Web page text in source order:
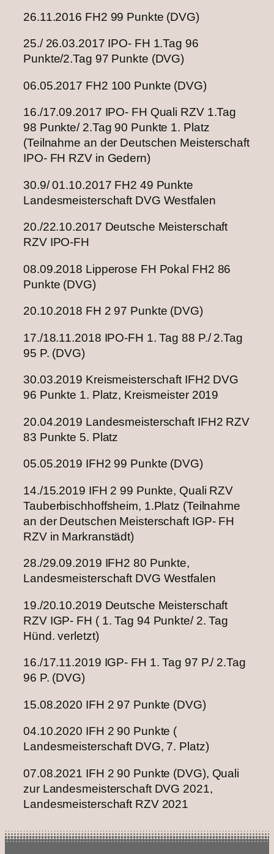
26.11.2016 FH2 99 Punkte (DVG)
25./ 26.03.2017 IPO- FH 1.Tag 96
Punkte/2.Tag 97 Punkte (DVG)
06.05.2017 FH2 100 Punkte (DVG)
16./17.09.2017 IPO- FH Quali RZV 1.Tag
98 Punkte/ 2.Tag 90 Punkte 1. Platz
(Teilnahme an der Deutschen Meisterschaft
IPO- FH RZV in Gedern)
30.9/ 01.10.2017 FH2 49 Punkte
Landesmeisterschaft DVG Westfalen
20./22.10.2017 Deutsche Meisterschaft
RZV IPO-FH
08.09.2018 Lipperose FH Pokal FH2 86
Punkte (DVG)
20.10.2018 FH 2 97 Punkte (DVG)
17./18.11.2018 IPO-FH 1. Tag 88 P./ 2.Tag
95 P. (DVG)
30.03.2019 Kreismeisterschaft IFH2 DVG
96 Punkte 1. Platz, Kreismeister 2019
20.04.2019 Landesmeisterschaft IFH2 RZV
83 Punkte 5. Platz
05.05.2019 IFH2 99 Punkte (DVG)
14./15.2019 IFH 2 99 Punkte, Quali RZV
Tauberbischhoffsheim, 1.Platz (Teilnahme
an der Deutschen Meisterschaft IGP- FH
RZV in Markranstädt)
28./29.09.2019 IFH2 80 Punkte,
Landesmeisterschaft DVG Westfalen
19./20.10.2019 Deutsche Meisterschaft
RZV IGP- FH ( 1. Tag 94 Punkte/ 2. Tag
Hünd. verletzt)
16./17.11.2019 IGP- FH 1. Tag 97 P./ 2.Tag
96 P. (DVG)
15.08.2020 IFH 2 97 Punkte (DVG)
04.10.2020 IFH 2 90 Punkte (
Landesmeisterschaft DVG, 7. Platz)
07.08.2021 IFH 2 90 Punkte (DVG), Quali
zur Landesmeisterschaft DVG 2021,
Landesmeisterschaft RZV 2021